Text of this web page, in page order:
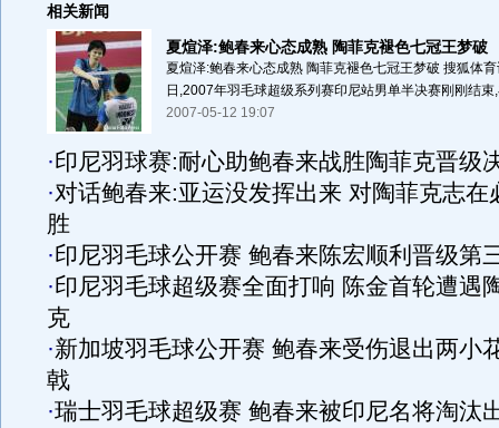
相关新闻
夏煊泽:鲍春来心态成熟 陶菲克褪色七冠王梦破
夏煊泽:鲍春来心态成熟 陶菲克褪色七冠王梦破 搜狐体
日,2007年羽毛球超级系列赛印尼站男单半决赛刚刚结束
2007-05-12 19:07
·印尼羽球赛:耐心助鲍春来战胜陶菲克晋级
·对话鲍春来:亚运没发挥出来 对陶菲克志在
胜
·印尼羽毛球公开赛 鲍春来陈宏顺利晋级第
·印尼羽毛球超级赛全面打响 陈金首轮遭遇
克
·新加坡羽毛球公开赛 鲍春来受伤退出两小
戟
·瑞士羽毛球超级赛 鲍春来被印尼名将淘汰